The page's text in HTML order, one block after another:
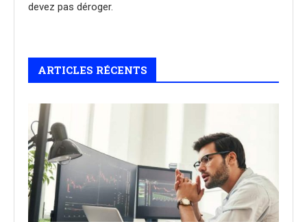
devez pas déroger.
ARTICLES RÉCENTS